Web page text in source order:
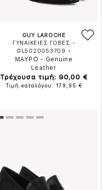
GUY LAROCHE
ΓΥΝΑΙΚΕΙΕΣ ΓΟΒΕΣ -
GL5020053709 -
ΜΑΥΡΟ - Genuine
Leather
Τρέχουσα τιμή: 90,00 €
Τιμή καταλόγου: 179,95 €